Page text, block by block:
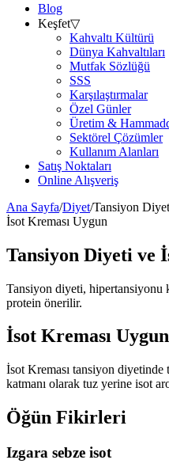
Blog
Keşfet▽
Kahvaltı Kültürü
Dünya Kahvaltıları
Mutfak Sözlüğü
SSS
Karşılaştırmalar
Özel Günler
Üretim &
Sektörel Çözümler
Kullanım Alanları
Satış Noktaları
Online Alışveriş
Ana Sayfa/Diyet/Tansiyon
İsot Kreması Uygun
Tansiyon Diyeti ve
Tansiyon diyeti, hipertansiyonu
protein önerilir.
İsot Kreması
İsot Kreması tansiyon
katmanı olarak tuz yerine isot
Öğün Fikirleri
Izgara sebze isot